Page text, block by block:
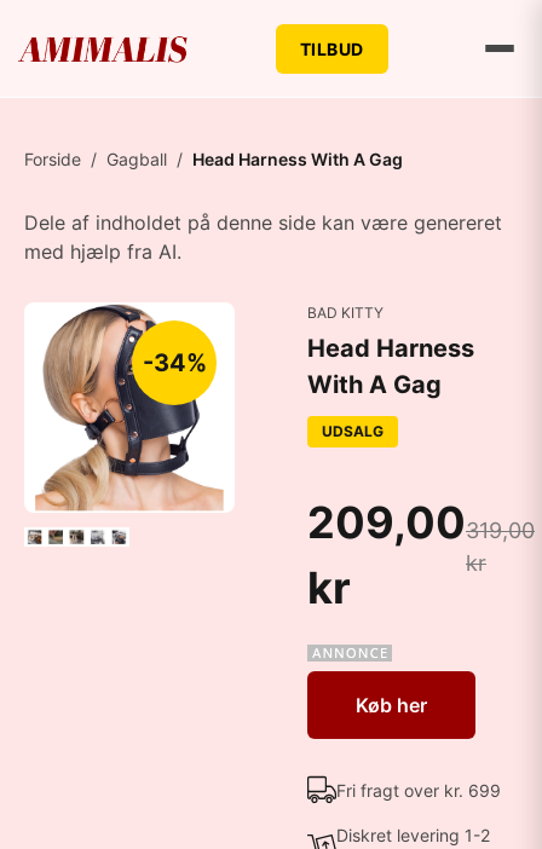
TILBUD
Forside / Gagball / Head Harness With A Gag
Dele af indholdet på denne side kan være genereret
med hjælp fra AI.
-34%
BAD KITTY
Head Harness
With A Gag
UDSALG
209,00
kr
319,00
kr
Køb her
Fri fragt over kr. 699
Diskret levering 1-2